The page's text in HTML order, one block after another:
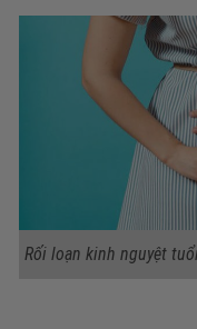
Rối loạn kinh nguyệt